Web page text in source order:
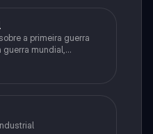
a primeira guerra
mundial,
Mundial,fases da